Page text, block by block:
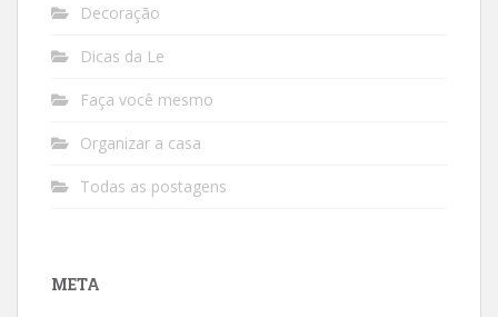
Decoração
Dicas da Le
Faça você mesmo
Organizar a casa
Todas as postagens
META